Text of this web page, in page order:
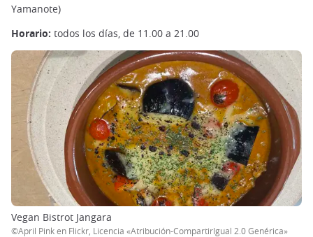
Yamanote)
Horario: todos los días, de 11.00 a 21.00
Vegan Bistrot Jangara
©April Pink en Flickr, Licencia «Atribución-CompartirIgual 2.0 Genérica»